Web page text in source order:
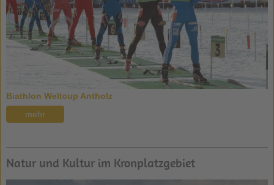
Biathlon Weltcup Antholz
mehr
Natur und Kultur im Kronplatzgebiet